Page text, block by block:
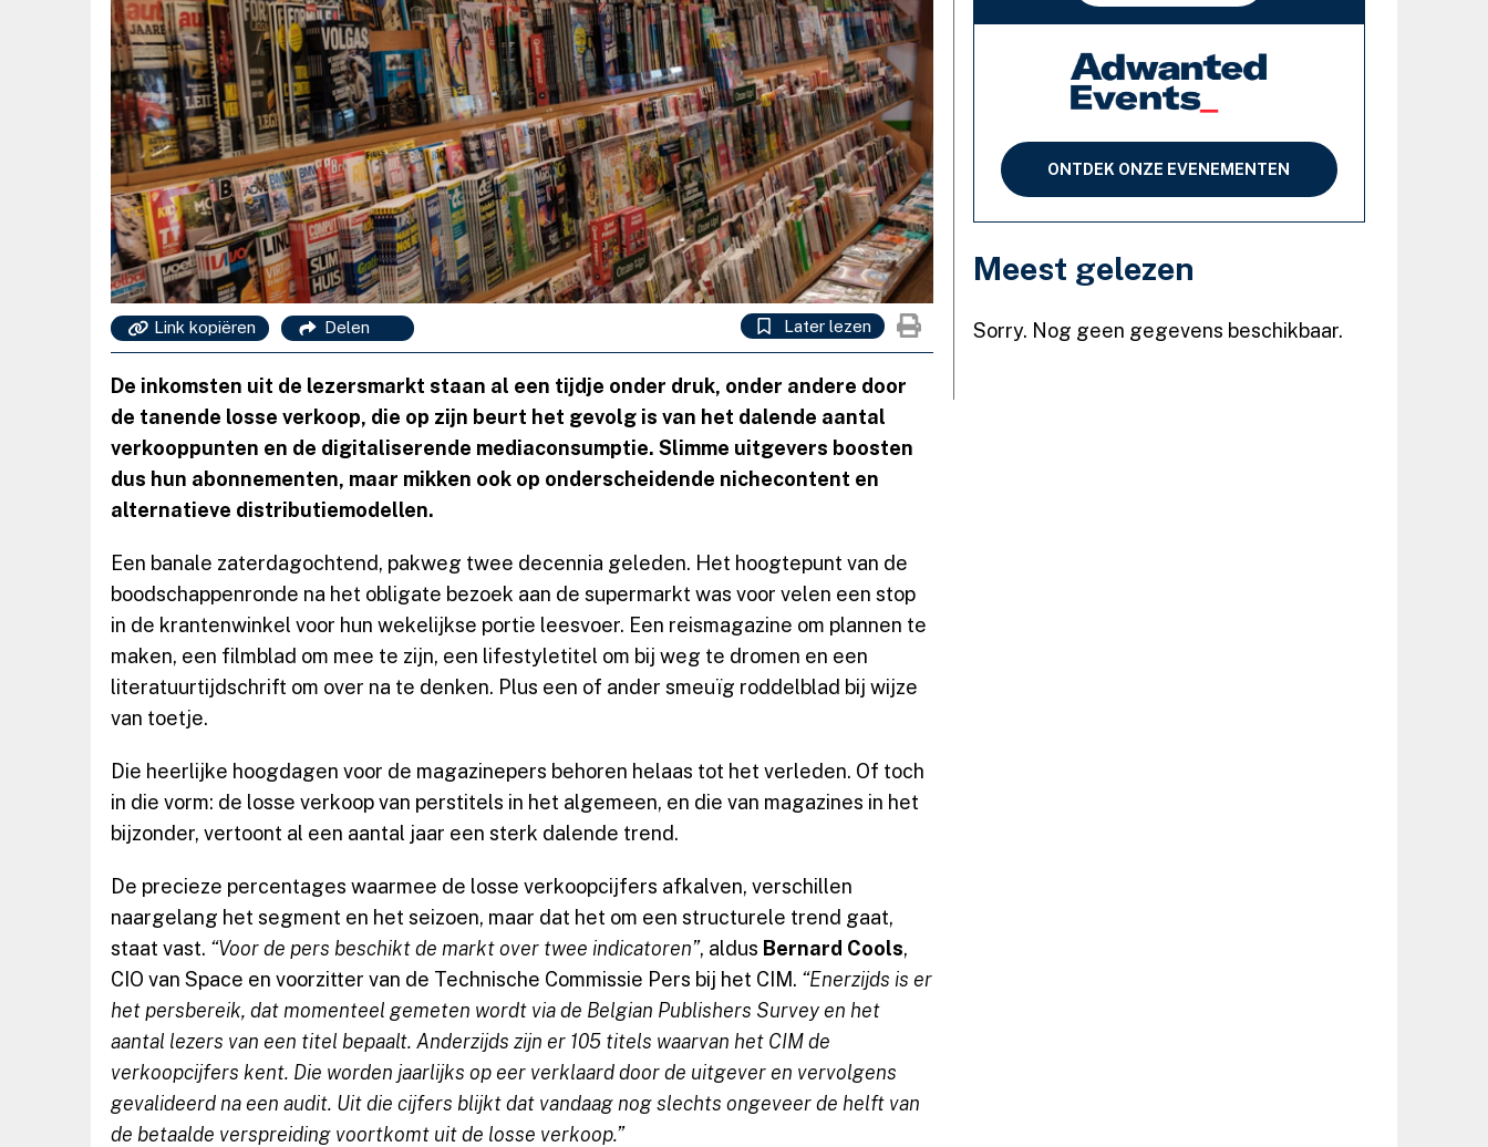
Link kopiëren Delen Later lezen
De inkomsten uit de lezersmarkt staan al een tijdje onder druk, onder andere door
de tanende losse verkoop, die op zijn beurt het gevolg is van het dalende aantal
verkooppunten en de digitaliserende mediaconsumptie. Slimme uitgevers boosten
dus hun abonnementen, maar mikken ook op onderscheidende nichecontent en
alternatieve distributiemodellen.
Een banale zaterdagochtend, pakweg twee decennia geleden. Het hoogtepunt van de
boodschappenronde na het obligate bezoek aan de supermarkt was voor velen een stop
in de krantenwinkel voor hun wekelijkse portie leesvoer. Een reismagazine om plannen te
maken, een filmblad om mee te zijn, een lifestyletitel om bij weg te dromen en een
literatuurtijdschrift om over na te denken. Plus een of ander smeuïg roddelblad bij wijze
van toetje.
Die heerlijke hoogdagen voor de magazinepers behoren helaas tot het verleden. Of toch
in die vorm: de losse verkoop van perstitels in het algemeen, en die van magazines in het
bijzonder, vertoont al een aantal jaar een sterk dalende trend.
De precieze percentages waarmee de losse verkoopcijfers afkalven, verschillen
naargelang het segment en het seizoen, maar dat het om een structurele trend gaat,
staat vast. “Voor de pers beschikt de markt over twee indicatoren”, aldus Bernard Cools,
CIO van Space en voorzitter van de Technische Commissie Pers bij het CIM. “Enerzijds is er
het persbereik, dat momenteel gemeten wordt via de Belgian Publishers Survey en het
aantal lezers van een titel bepaalt. Anderzijds zijn er 105 titels waarvan het CIM de
verkoopcijfers kent. Die worden jaarlijks op eer verklaard door de uitgever en vervolgens
gevalideerd na een audit. Uit die cijfers blijkt dat vandaag nog slechts ongeveer de helft van
de betaalde verspreiding voortkomt uit de losse verkoop.”
ONTDEK ONZE EVENEMENTEN
Meest gelezen
Sorry. Nog geen gegevens beschikbaar.